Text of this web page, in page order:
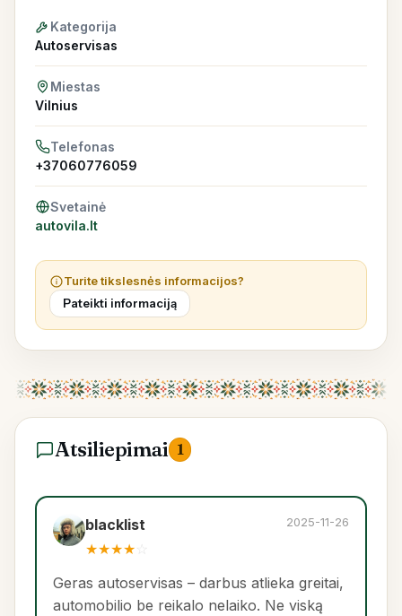
Kategorija
Autoservisas
Miestas
Vilnius
Telefonas
+37060776059
Svetainė
autovila.lt
Turite tikslesnės informacijos?
Pateikti informaciją
Atsiliepimai 1
blacklist
★★★★
2025-11-26
Geras autoservisas – darbus atlieka greitai,
automobilio be reikalo nelaiko. Ne viską